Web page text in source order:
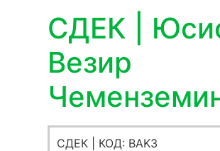
СДЕК |
Везир
СДЕК | КОД: BAK3